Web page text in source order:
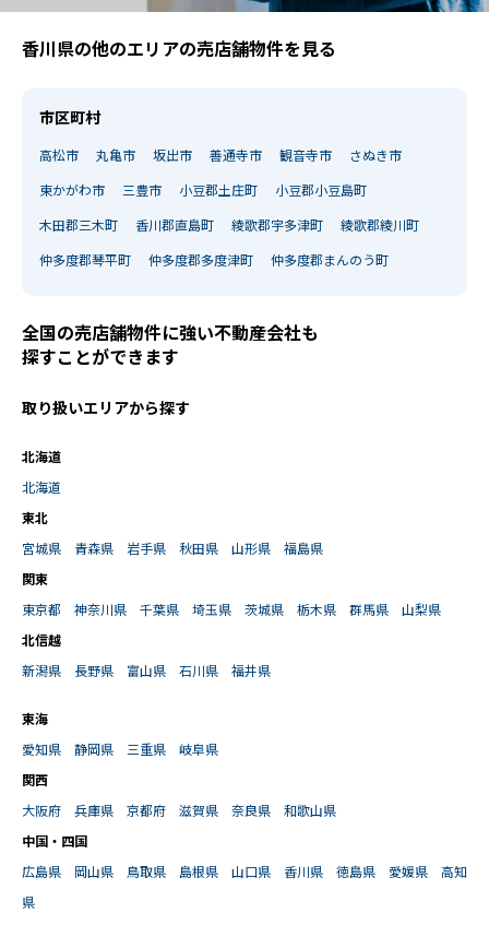
香川県の他のエリアの売店舗物件を見る
市区町村
高松市 丸亀市 坂出市 善通寺市 観音寺市 さぬき市
東かがわ市 三豊市 小豆郡土庄町 小豆郡小豆島町
木田郡三木町 香川郡直島町 綾歌郡宇多津町 綾歌郡綾川町
仲多度郡琴平町 仲多度郡多度津町 仲多度郡まんのう町
全国の売店舗物件に強い不動産会社も
探すことができます
取り扱いエリアから探す
北海道
北海道
東北
宮城県
青森県 岩手県 秋田県 山形県
福島県
関東
東京都
神奈川県 千葉県 埼玉県 茨城県 栃木県 群馬県
山梨県
北信越
新潟県
長野県 富山県 石川県 福井県
東海
愛知県
静岡県 三重県
岐阜県
関西
大阪府
兵庫県 京都府 滋賀県 奈良県
和歌山県
中国・四国
広島県
岡山県 鳥取県 島根県 山口県 香川県 徳島県 愛媛県
高知
県